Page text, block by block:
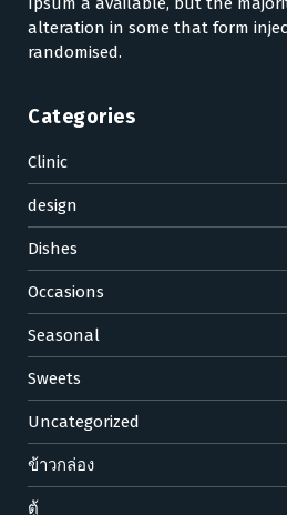
alteration in some that form
randomised.
Categories
Clinic
design
Dishes
Occasions
Seasonal
Sweets
Uncategorized
ข้าวกล่อง
ตู้